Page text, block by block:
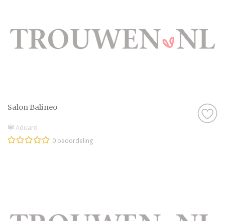
Salon Balineo
Aduard
0 beoordeling